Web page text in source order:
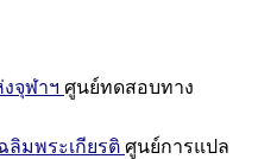
จุฬาฯ ศูนย์ทดสอบทาง
ลิมพระเกียรติ ศูนย์การแปล